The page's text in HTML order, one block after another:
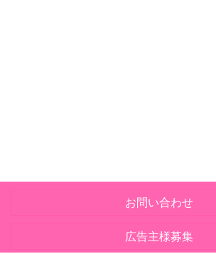
お問い合わせ
広告主様募集